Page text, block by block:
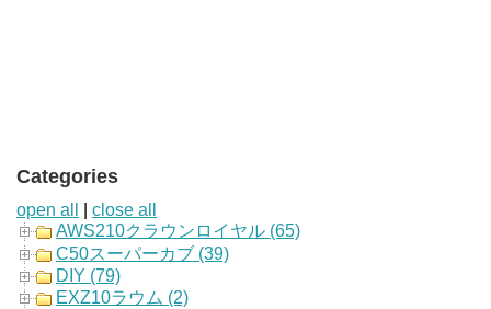
Categories
open all
close all
AWS210クラウンロイヤル (65)
C50スーパーカブ (39)
DIY (79)
EXZ10ラウム (2)